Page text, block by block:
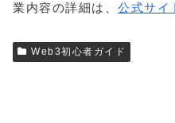
業内容の詳細は、 公式サイ
Web3初心者ガイド